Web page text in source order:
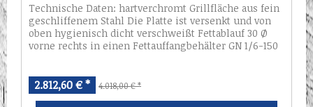
Technische Daten: hartverchromt Grillfläche aus fein
geschliffenem Stahl Die Platte ist versenkt und von
oben hygienisch dicht verschweißt Fettablauf 30 Ø
vorne rechts in einen Fettauffangbehälter GN 1/6-150
2.812,60 € * 4.018,00 € *